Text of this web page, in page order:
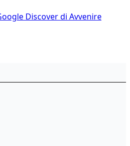
Discover di Avvenire